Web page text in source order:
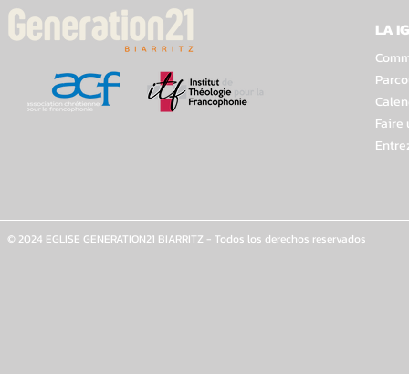
LA
Faire
© 2024 EGLISE GENERATION21 BIARRITZ - Todos los derechos reservados